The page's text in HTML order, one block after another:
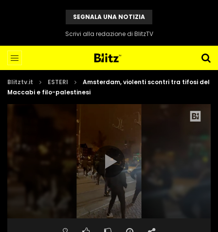
SEGNALA UNA NOTIZIA
Scrivi alla redazione di BlitzTV
Blitztv.it ESTERI
Amsterdam, violenti scontri tra tifosi del
Maccabi e filo-palestinesi